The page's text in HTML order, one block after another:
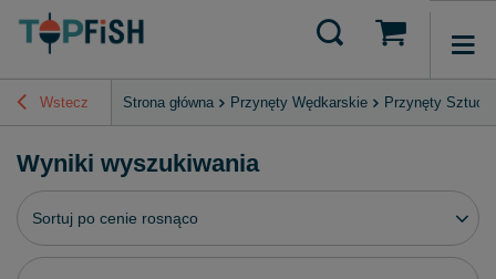
Wstecz Strona główna Przynęty Wędkarskie Przynęty
Wyniki wyszukiwania
Zmień sortowanie
Sortuj po cenie rosnąco